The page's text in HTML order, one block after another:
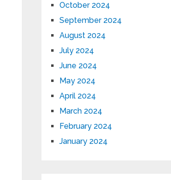
October 2024
September 2024
August 2024
July 2024
June 2024
May 2024
April 2024
March 2024
February 2024
January 2024